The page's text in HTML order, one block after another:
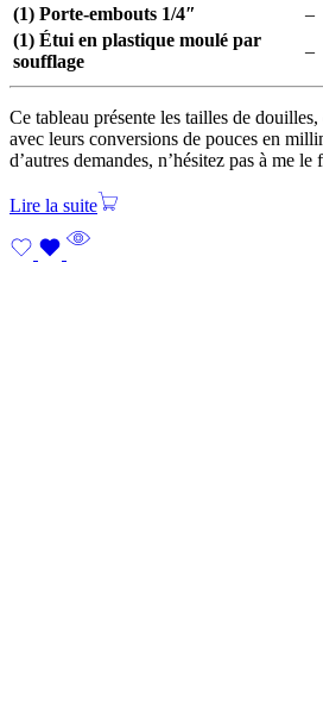
(1) Porte-embouts 1/4″
–
(1) Étui en plastique moulé par
soufflage
–
Ce tableau présente les tailles de douilles,
avec leurs conversions de pouces en
d’autres demandes, n’hésitez pas à me le
Lire la suite